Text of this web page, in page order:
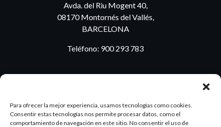
Para ofrecer la mejor experiencia, usamos tecnologías como cookies.
Consentir estas tecnologías nos permite procesar datos, como el
comportamiento de navegación en este sitio. No consentir el uso de
Avda. del Riu Mogent 40,
08170 Montornés del Vallés,
BARCELONA
Teléfono: 900 293 783